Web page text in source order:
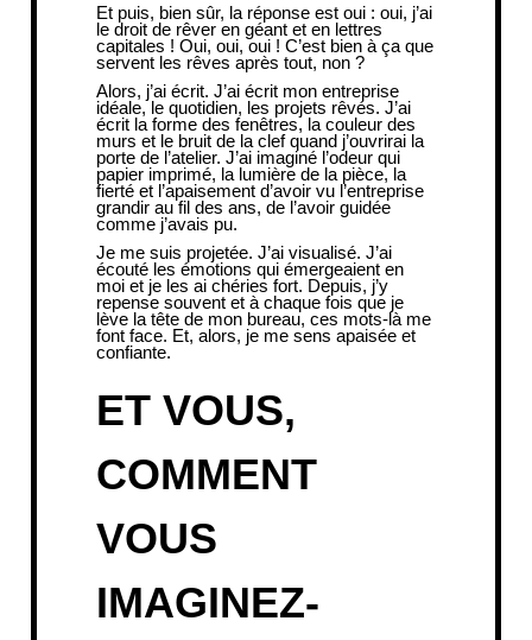
Et puis, bien sûr, la réponse est oui : oui, j’ai
le droit de rêver en géant et en lettres
capitales ! Oui, oui, oui ! C’est bien à ça que
servent les rêves après tout, non ?
Alors, j’ai écrit. J’ai écrit mon entreprise
idéale, le quotidien, les projets rêvés. J’ai
écrit la forme des fenêtres, la couleur des
murs et le bruit de la clef quand j’ouvrirai la
porte de l’atelier. J’ai imaginé l’odeur qui
papier imprimé, la lumière de la pièce, la
fierté et l’apaisement d’avoir vu l’entreprise
grandir au fil des ans, de l’avoir guidée
comme j’avais pu.
Je me suis projetée. J’ai visualisé. J’ai
écouté les émotions qui émergeaient en
moi et je les ai chéries fort. Depuis, j’y
repense souvent et à chaque fois que je
lève la tête de mon bureau, ces mots-là me
font face. Et, alors, je me sens apaisée et
confiante.
ET VOUS,
COMMENT
VOUS
IMAGINEZ-